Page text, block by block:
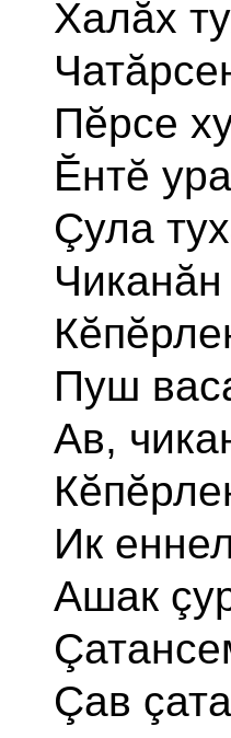
Халăх
Пĕрсе
Ĕнтĕ
Çула
Пуш
Ав,
Ик
Ашак
Çав